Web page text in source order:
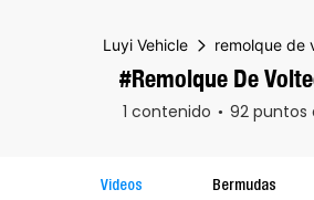
Luyi Vehicle remolque de
#remolque De
1 contenido 92 puntos
Videos Bermudas